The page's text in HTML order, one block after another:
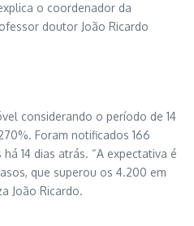
o coordenador da
doutor João Ricardo
considerando o período de 14
Foram notificados 166
14 dias atrás. “A expectativa é
que superou os 4.200 em
João Ricardo.